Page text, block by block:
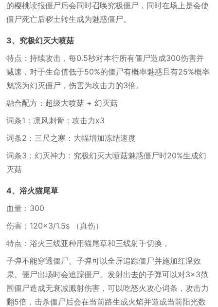
的樱桃读报僵尸后会同时召唤究极僵尸，同时在场上是会使
僵尸死亡后秽土转生成为魅惑僵尸。
3、究极幻灭大喷菇
特点：持续攻击，每0.5秒对本行所有僵尸造成300伤害并
减速，对于生命值低于50%的僵尸有概率魅惑且有25%概率
魅惑为幻灭僵尸，伤害为攻击力的3倍。
融合配方：超级大喷菇 + 幻灭菇
词条1：凛风刺骨：攻击力x3
词条2：三尺之寒：大幅增加冻结速度
词条3：幻灭神力：究极幻灭大喷菇魅惑僵尸时20%生成幻
灭菇
4、浴火猫尾草
血量：300
伤害：120×3/1.5s （真伤）
特点：浴火三线亚种用猫尾草和三线射手切换，
子弹不能穿透僵尸。子弹可以全屏追踪僵尸并施加红温效
果。僵尸出场时会追踪僵尸。发射出去的子弹可以对3×3范
围僵尸造成无衰减溅射伤害，可以吃怒火攻心词条，攻击力
翻5倍，击杀僵尸后会在当前路生成火焰并造成当前阳光数